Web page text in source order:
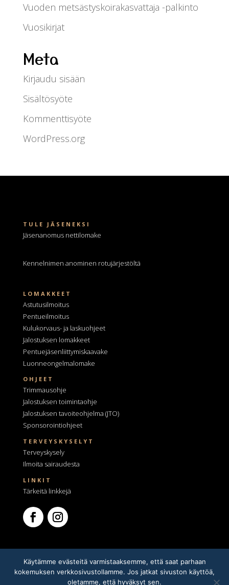
Vuoden metsästyskoirakasvattaja -palkinto
Vuosikirjat
Meta
Kirjaudu sisään
Sisältösyöte
Kommenttisyöte
WordPress.org
TULE JÄSENEKSI
Jäsenanomus nettilomake
Kennelnimen anominen rotujärjestöltä
LOMAKKEET
Astutusilmoitus
Pentueilmoitus
Kulukorvaus- ja laskuohjeet
Jalostuksen lomakkeet
Pentuejäsenliittymiskaavake
Luonneongelmalomake
OHJEET
Trimmausohje
Jalostuksen toimintaohje
Jalostuksen tavoiteohjelma (JTO)
Sponsorointiohjeet
TERVEYSKYSELYT
Terveyskysely
Ilmoita sairaudesta
LINKIT
Tärkeitä linkkejä
Käytämme evästeitä varmistaaksemme, että saat parhaan
kokemuksen verkkosivustollamme. Jos jatkat sivuston käyttöä,
oletamme, että hyväksyt sen.